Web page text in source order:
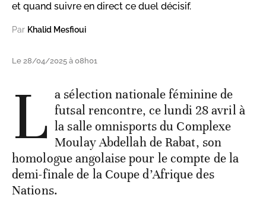
et quand suivre en direct ce duel décisif.
Par Khalid Mesfioui
Le 28/04/2025 à 08h01
L a sélection nationale féminine de
futsal rencontre, ce lundi 28 avril à
la salle omnisports du Complexe
Moulay Abdellah de Rabat, son
homologue angolaise pour le compte de la
demi-finale de la Coupe d’Afrique des
Nations.